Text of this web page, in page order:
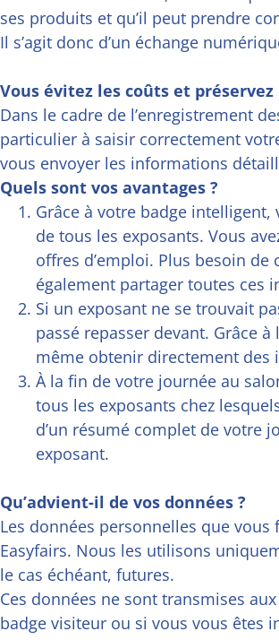
ses produits et qu’il peut prendre
Il s’agit donc d’un échange
Vous évitez les coûts et préservez
Dans le cadre de l’enregistrement
particulier à saisir correctement
vous envoyer les informations
Quels sont vos avantages ?
Grâce à votre badge
de tous les exposants. Vous
offres d’emploi. Plus besoin
également partager toutes ces
Si un exposant ne se trouvait
passé repasser devant. Grâce
même obtenir directement des
À la fin de votre journée au
tous les exposants chez
d’un résumé complet de votre
exposant.
Qu’advient-il de vos données ?
Les données personnelles que
Easyfairs. Nous les utilisons
le cas échéant, futures.
Ces données ne sont transmises
badge visiteur ou si vous vous êtes